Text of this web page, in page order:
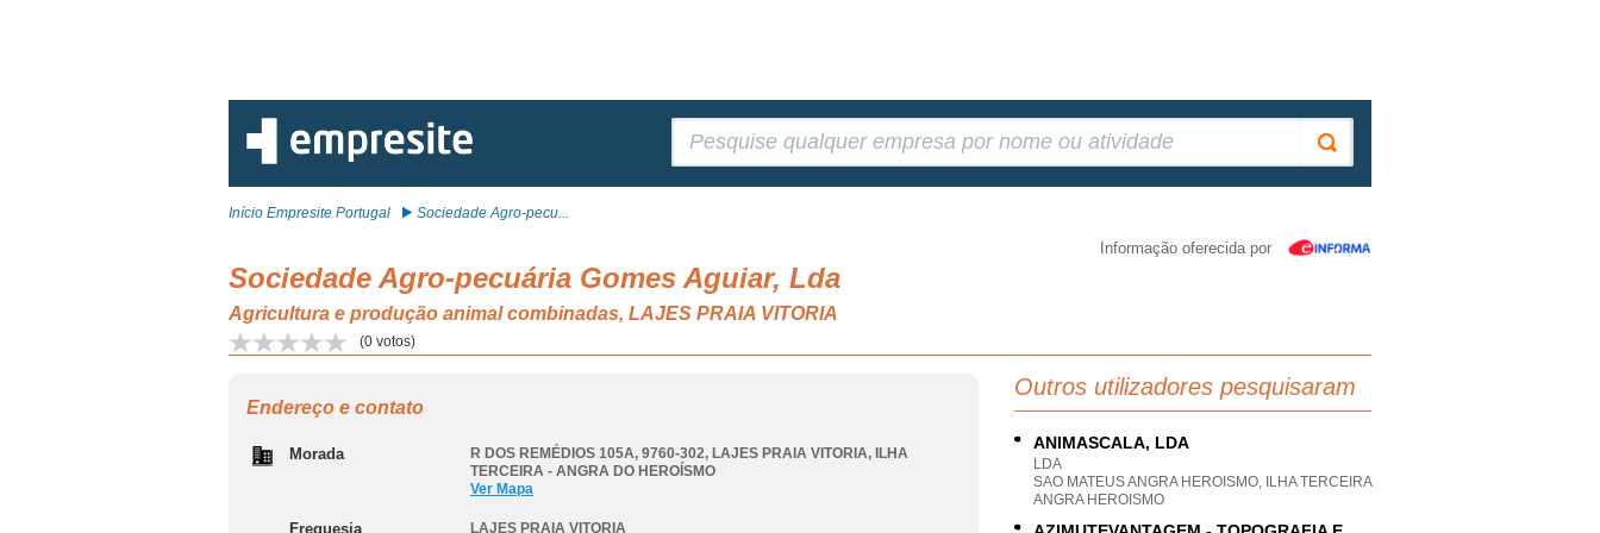
Início Empresite Portugal Sociedade Agro-pecu...
Informação oferecida por
Sociedade Agro-pecuária Gomes Aguiar, Lda
Agricultura e produção animal combinadas, LAJES PRAIA VITORIA
(0 votos)
Endereço e contato
Morada R DOS REMÉDIOS 105A, 9760-302, LAJES PRAIA VITORIA, ILHA
TERCEIRA - ANGRA DO HEROÍSMO
Ver Mapa
Freguesia LAJES PRAIA VITORIA
Outros utilizadores pesquisaram
ANIMASCALA, LDA
LDA
SAO MATEUS ANGRA HEROISMO, ILHA TERCEIRA
ANGRA HEROISMO